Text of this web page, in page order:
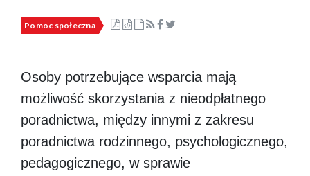
Pomoc społeczna
Osoby potrzebujące wsparcia mają
możliwość skorzystania z nieodpłatnego
poradnictwa, między innymi z zakresu
poradnictwa rodzinnego, psychologicznego,
pedagogicznego, w sprawie